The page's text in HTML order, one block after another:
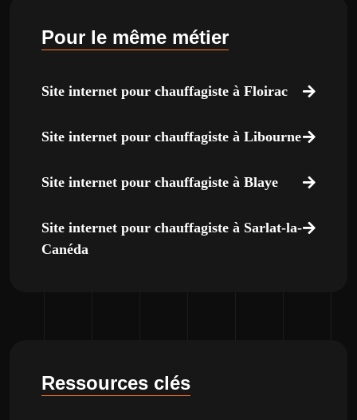
Pour le même métier
Site internet pour chauffagiste à Floirac
Site internet pour chauffagiste à Libourne
Site internet pour chauffagiste à Blaye
Site internet pour chauffagiste à Sarlat-la-
Canéda
Ressources clés